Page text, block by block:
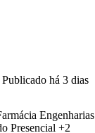
Publicado há 3 dias
Engenharias
Presencial +2